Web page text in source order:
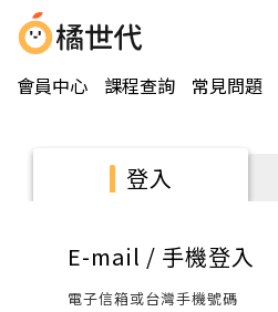
會員中心 課程查詢 常見問題
登入
E-mail / 手機登入
電子信箱或台灣手機號碼